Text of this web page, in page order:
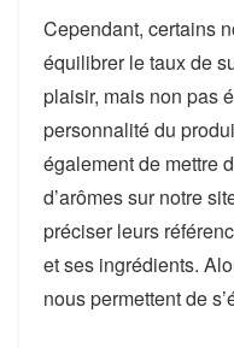
Cependant, certains
équilibrer le taux de
plaisir, mais non pas
personnalité du
également de mettre
d’arômes sur notre
préciser leurs
et ses ingrédients.
nous permettent de